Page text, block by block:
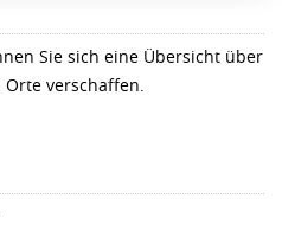
Sie sich eine Übersicht über
verschaffen.